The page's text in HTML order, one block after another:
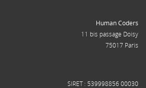
Human Coders
11 bis passage Doisy
75017 Paris
SIRET : 539998856 00030